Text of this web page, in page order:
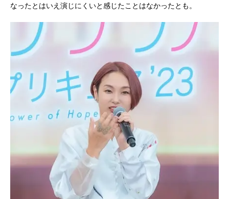
なったとはいえ演じにくいと感じたことはなかったとも。